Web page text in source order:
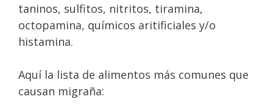
taninos, sulfitos, nitritos, tiramina,
octopamina, químicos aritificiales y/o
histamina.
Aquí la lista de alimentos más comunes que
causan migraña: